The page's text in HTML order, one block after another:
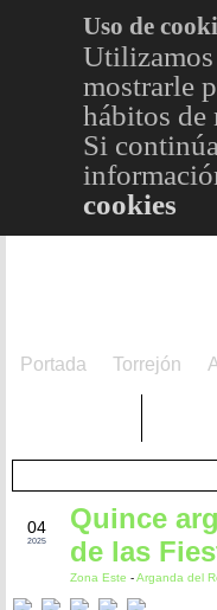
Uso de
Utilizamos
mostrarle
hábitos de
Si
cookies
Portada Torrejón
04
2025
Quince
de las
Zona Este -Arganda del